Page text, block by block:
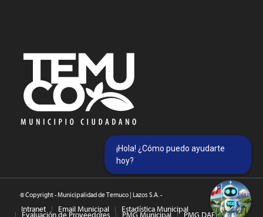
© Copyright - Municipalidad de Temuco | Lazos S.A. -
Intranet Email Municipal Estadística Municipal
Evaluación de Proveedores PMG Municipal PMG DAEM
¡Hola! ¿Cómo puedo ayudarte
hoy?